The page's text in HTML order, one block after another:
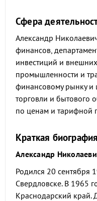
Сфера
Александр
финансов,
инвестиций и
промышленности и
финансовому рынку и
торговли и бытового
по ценам и тарифной
Краткая биография
Александр
Родился 20 сентября
Свердловске. В 1965
Краснодарский край.